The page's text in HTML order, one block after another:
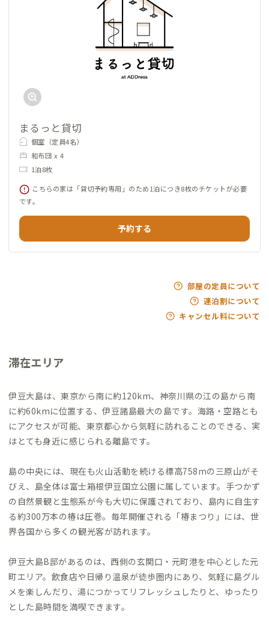
まるっと貸切
個室（定員4名）
和布団 x 4
1泊8枚
こちらの家は「貸切予約専用」のため1泊につき8枚のチケットが必要
です。
予約する
部屋の定員について
連泊割について
キャンセル料について
滞在エリア
伊豆大島は、東京から南に約120km、神奈川県の江の島から南
に約60kmに位置する、伊豆諸島最大の島です。海路・空路とも
にアクセスが可能、東京都心から気軽に訪れることのできる、実
はとても身近に感じられる離島です。
島の中央には、現在も火山活動を続ける標高758mの三原山がそ
びえ、島全体は富士箱根伊豆国立公園に属しています。手つかず
の自然景観と生態系が今も大切に保護されており、島内に自生す
る約300万本の椿は圧巻。毎年開催される「椿まつり」には、世
界各国から多くの観光客が訪れます。
伊豆大島B邸があるのは、西側の玄関口・元町港を中心とした元
町エリア。飲食店や日帰り温泉が徒歩圏内にあり、気軽に島グル
メを楽しんだり、湯につかってリフレッシュしたりと、ゆったり
とした島時間を満喫できます。